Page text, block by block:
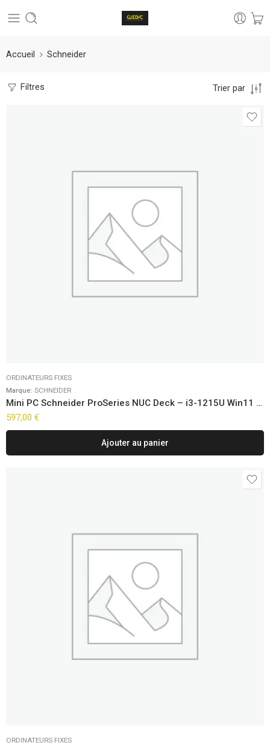
Accueil Schneider
Filtres Trier par
ORDINATEURS FIXES
Marque: SCHNEIDER
Mini PC Schneider ProSeries NUC Deck – i3-1215U Win11 Pro
597,00 €
Ajouter au panier
ORDINATEURS FIXES